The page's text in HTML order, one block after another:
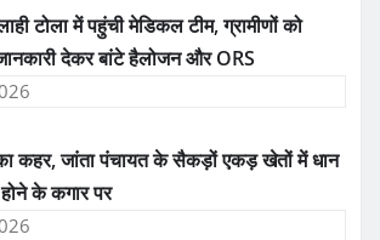
टोला में पहुंची मेडिकल टीम, ग्रामीणों को
देकर बांटे हैलोजन और ORS
कहर, जांता पंचायत के सैकड़ों एकड़ खेतों में धान
के कगार पर